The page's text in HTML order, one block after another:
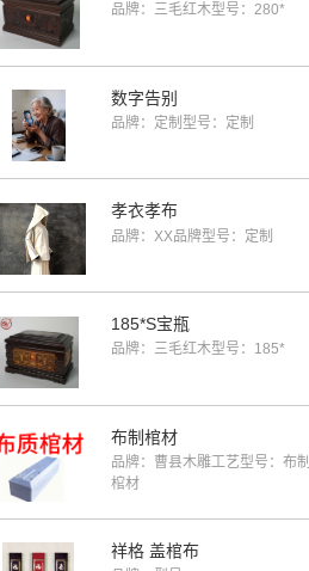
品牌：三毛红木型号：280*
数字告别
品牌：定制 型号：定制
孝衣孝布
品牌：XX品牌型号：定制
185*S宝瓶
品牌：三毛红木型号：185*
布制棺材
品牌：曹县木雕工艺型号：布制
棺材
祥格 盖棺布